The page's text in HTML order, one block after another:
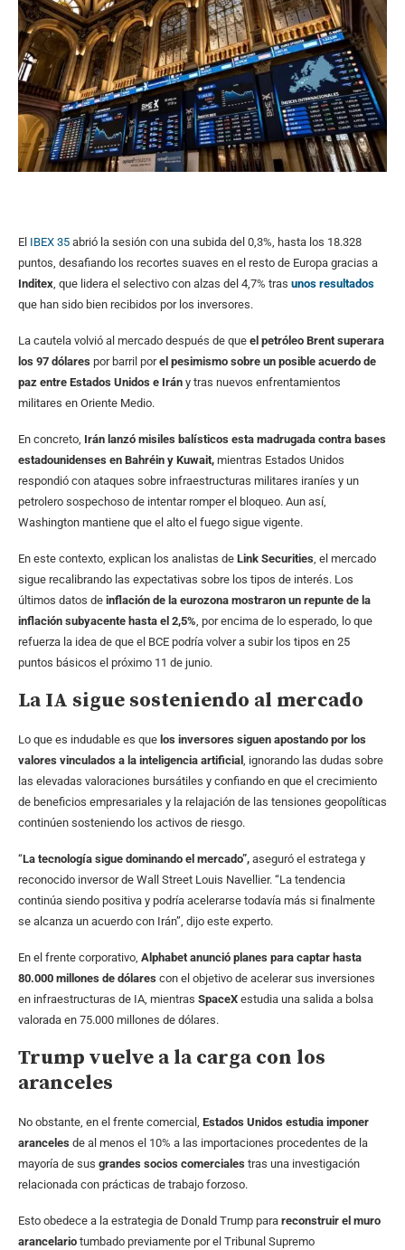
El IBEX 35 abrió la sesión con una subida del 0,3%, hasta los 18.328
puntos, desafiando los recortes suaves en el resto de Europa gracias a
Inditex , que lidera el selectivo con alzas del 4,7% tras unos resultados
que han sido bien recibidos por los inversores.
La cautela volvió al mercado después de que el petróleo Brent superara
los 97 dólares por barril porel pesimismo sobre un posible acuerdo de
paz entre Estados Unidos e Irán y tras nuevos enfrentamientos
militares en Oriente Medio.
En concreto, Irán lanzó misiles balísticos esta madrugada contra bases
estadounidenses en Bahréin y Kuwait, mientras Estados Unidos
respondió con ataques sobre infraestructuras militares iraníes y un
petrolero sospechoso de intentar romper el bloqueo. Aun así,
Washington mantiene que el alto el fuego sigue vigente.
En este contexto, explican los analistas de Link Securities , el mercado
sigue recalibrando las expectativas sobre los tipos de interés. Los
últimos datos de inflación de la eurozona mostraron un repunte de la
inflación subyacente hasta el 2,5% , por encima de lo esperado, lo que
refuerza la idea de que el BCE podría volver a subir los tipos en 25
puntos básicos el próximo 11 de junio.
La IA sigue sosteniendo al mercado
Lo que es indudable es que los inversores siguen apostando por los
valores vinculados a la inteligencia artificial
, ignorando las dudas sobre
las elevadas valoraciones bursátiles y confiando en que el crecimiento
de beneficios empresariales y la relajación de las tensiones geopolíticas
continúen sosteniendo los activos de riesgo.
“La tecnología sigue dominando el mercado”, aseguró el estratega y
reconocido inversor de Wall Street Louis Navellier. “La tendencia
continúa siendo positiva y podría acelerarse todavía más si finalmente
se alcanza un acuerdo con Irán”, dijo este experto.
En el frente corporativo, Alphabet anunció planes para captar hasta
80.000 millones de dólares con el objetivo de acelerar sus inversiones
en infraestructuras de IA, mientras SpaceX estudia una salida a bolsa
valorada en 75.000 millones de dólares.
Trump vuelve a la carga con los
aranceles
No obstante, en el frente comercial, Estados Unidos estudia imponer
aranceles de al menos el 10% a las importaciones procedentes de la
mayoría de sus grandes socios comerciales tras una investigación
relacionada con prácticas de trabajo forzoso.
Esto obedece a la estrategia de Donald Trump para reconstruir el muro
arancelario tumbado previamente por el Tribunal Supremo